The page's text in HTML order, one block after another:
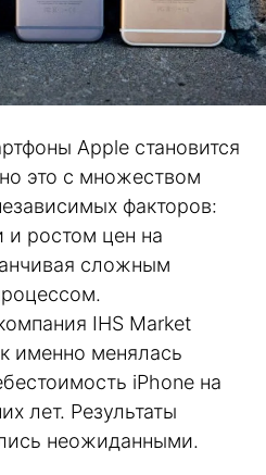
Apple становится
это с множеством
факторов:
и ростом цен на
сложным
IHS Market
именно менялась
iPhone на
лет. Результаты
неожиданными.